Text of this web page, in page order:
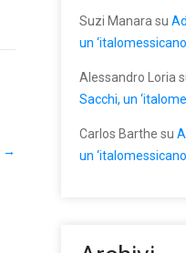
→
Suzi Manara su
un ‘italomessicano
Alessandro Loria
Sacchi, un
Carlos Barthe su
un ‘italomessicano